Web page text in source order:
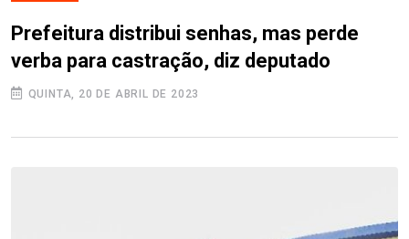
Prefeitura distribui senhas, mas perde
verba para castração, diz deputado
QUINTA, 20 DE ABRIL DE 2023